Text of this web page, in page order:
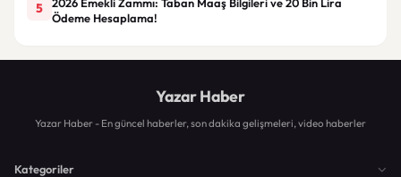
5
Ödeme Hesaplama!
Yazar Haber
Yazar Haber - En güncel haberler, son dakika gelişmeleri, video haberler
Kategoriler